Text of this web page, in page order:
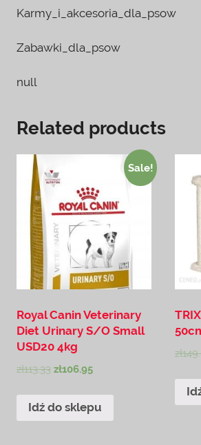
Karmy_i_akcesoria_dla_psow
Zabawki_dla_psow
null
Related products
Sale!
Royal Canin Veterinary
Diet Urinary S/O Small
USD20 4kg
zł113.33 zł106.95
Idź do sklepu
zł